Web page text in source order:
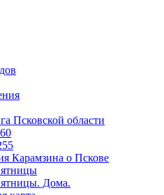
Псковской области
Карамзина о Пскове
Дома.